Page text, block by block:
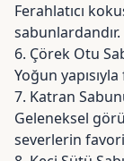
Ferahlatıcı
sabunlardandır.
6. Çörek Otu
Yoğun
7. Katran
Geleneksel
severlerin